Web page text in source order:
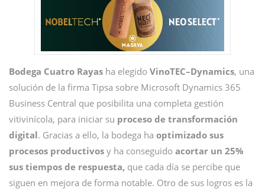
Bodega Cuatro Rayas ha elegido VinoTEC–Dynamics, una
solución de la firma Tipsa sobre Microsoft Dynamics 365
Business Central que posibilita una completa gestión
vitivinícola, para iniciar su proceso de transformación
digital. Gracias a ello, la bodega ha optimizado sus
procesos productivos y ha conseguido acortar un 25%
sus tiempos de respuesta, que cada día se percibe que
siguen en mejora de forma notable. Otro de sus logros es la